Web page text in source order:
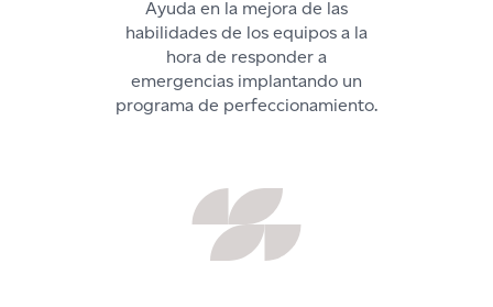
Ayuda en la mejora de las
habilidades de los equipos a la
hora de responder a
emergencias implantando un
programa de perfeccionamiento.